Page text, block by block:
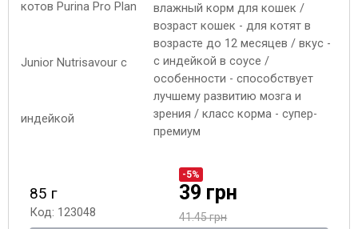
влажный корм для кошек /
возраст кошек - для котят в
возрасте до 12 месяцев / вкус -
с индейкой в соусе /
особенности - способствует
лучшему развитию мозга и
зрения / класс корма - супер-
премиум
85 г
Код: 123048
-5%
39 грн
41.45 грн